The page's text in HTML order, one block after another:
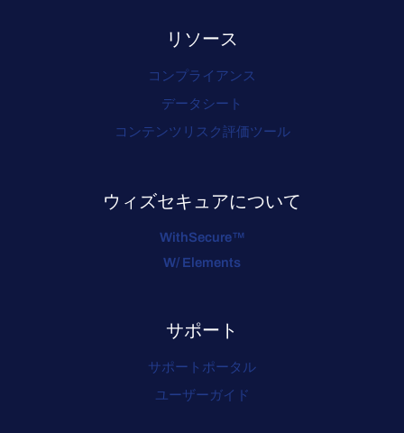
リソース
コンプライアンス
データシート
コンテンツリスク評価ツール
ウィズセキュアについて
WithSecure™
W/ Elements
サポート
サポートポータル
ユーザーガイド